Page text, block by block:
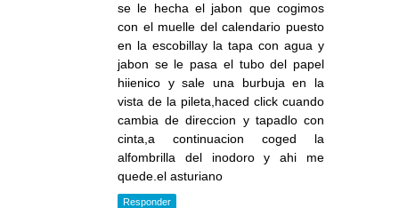
se le hecha el jabon que cogimos
con el muelle del calendario puesto
en la escobillay la tapa con agua y
jabon se le pasa el tubo del papel
hiienico y sale una burbuja en la
vista de la pileta,haced click cuando
cambia de direccion y tapadlo con
cinta,a continuacion coged la
alfombrilla del inodoro y ahi me
quede.el asturiano
Responder